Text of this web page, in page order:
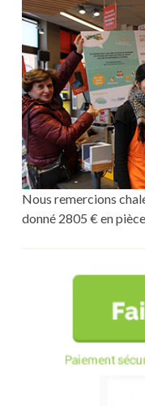
Nous remercions
donné 2805 € en